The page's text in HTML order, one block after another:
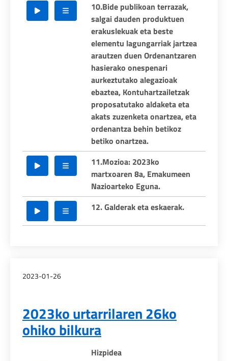
10.Bide publikoan terrazak,
salgai dauden produktuen
erakuslekuak eta beste
elementu lagungarriak jartzea
arautzen duen Ordenantzaren
hasierako onespenari
aurkeztutako alegazioak
ebaztea, Kontuhartzailetzak
proposatutako aldaketa eta
akats zuzenketa onartzea, eta
ordenantza behin betikoz
betiko onartzea.
11.Mozioa: 2023ko
martxoaren 8a, Emakumeen
Nazioarteko Eguna.
12. Galderak eta eskaerak.
2023-01-26
2023ko urtarrilaren 26ko
ohiko bilkura
Hizpidea